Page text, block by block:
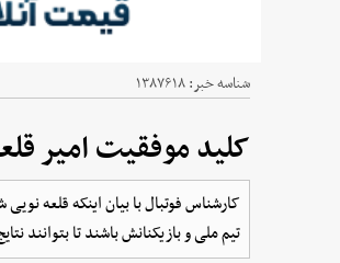
شناسه خبر:۱۳۸۷۶۱۸
کلید موفقیت امیر
کارشناس فوتبال با بیان اینکه قلعه
تیم ملی و بازیکنانش باشند تا بتوانند